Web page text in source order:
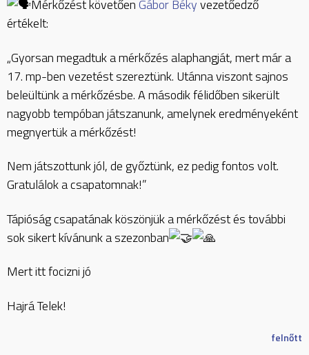
Mérkőzést követőenGábor Békyvezetőedző
értékelt:
„Gyorsan megadtuk a mérkőzés alaphangját, mert már a
17. mp-ben vezetést szereztünk. Utánna viszont sajnos
beleültünk a mérkőzésbe. A második félidőben sikerült
nagyobb tempóban játszanunk, amelynek eredményeként
megnyertük a mérkőzést!
Nem játszottunk jól, de győztünk, ez pedig fontos volt.
Gratulálok a csapatomnak!”
Tápióság csapatának köszönjük a mérkőzést és további
sok sikert kívánunk a szezonban
Mert itt focizni jó
Hajrá Telek!
felnőtt